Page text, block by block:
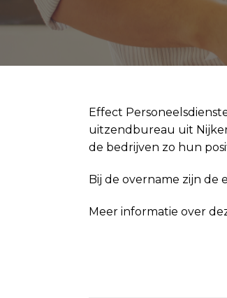
Effect
uitzendbureau uit
de bedrijven zo hun
Bij de overname zijn de
Meer informatie over